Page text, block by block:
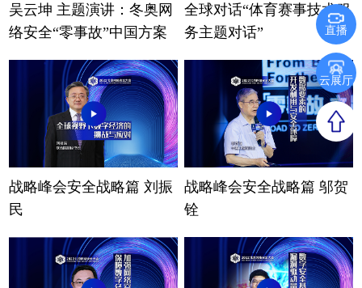
吴云坤 主题演讲：冬奥网
络安全“零事故”中国方案
全球对话“体育赛事技术服
务主题对话”
战略峰会安全战略篇 刘振
民
战略峰会安全战略篇 邬贺
铨
直播
云展厅